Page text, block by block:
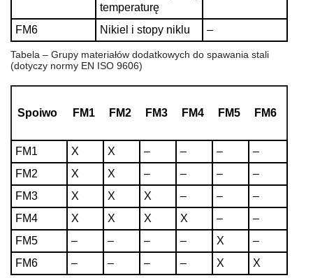
temperaturę
FM6 Nikiel i stopy niklu –
Tabela – Grupy materiałów dodatkowych do spawania stali
(dotyczy normy EN ISO 9606)
Spoiwo FM1 FM2 FM3 FM4 FM5 FM6
FM1 X X – – –
–
FM2
X X – – –
–
FM3
X X X – –
–
FM4
X X X X –
–
FM5
– – – – X
–
FM6
– – – – X X